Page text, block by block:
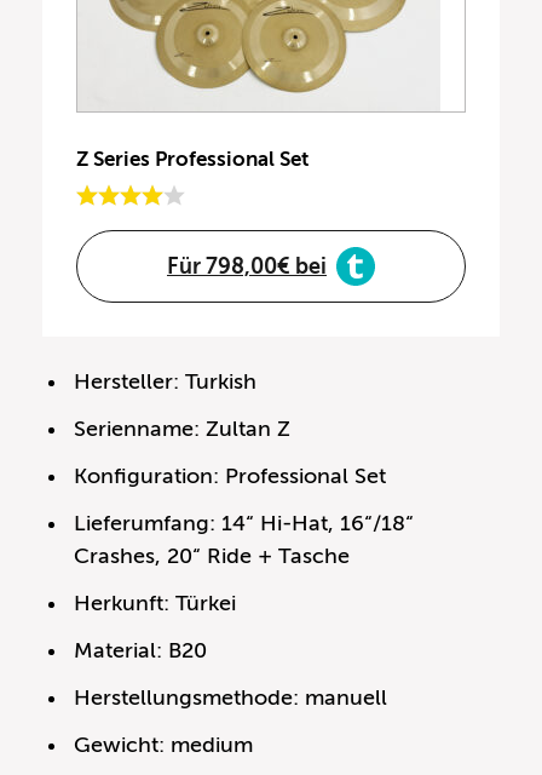
Z Series Professional Set
Für 798,00€ bei
Hersteller: Turkish
Serienname: Zultan Z
Konfiguration: Professional Set
Lieferumfang: 14“ Hi-Hat, 16“/18“
Crashes, 20“ Ride + Tasche
Herkunft: Türkei
Material: B20
Herstellungsmethode: manuell
Gewicht: medium